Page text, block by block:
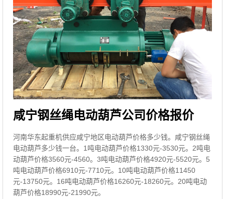
咸宁钢丝绳电动葫芦公司价格报价
河南华东起重机供应咸宁地区电动葫芦价格多少钱。咸宁钢丝绳
电动葫芦多少钱一台。1吨电动葫芦价格1330元-3530元。2吨电
动葫芦价格3560元-4560。3吨电动葫芦价格4920元-5520元。5
吨电动葫芦价格6910元-7710元。10吨电动葫芦价格11450
元-13750元。16吨电动葫芦价格16260元-18260元。20吨电动
葫芦价格18990元-21990元。